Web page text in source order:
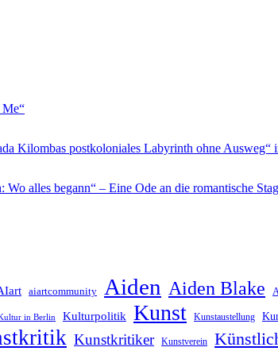
Kilombas postkoloniales Labyrinth ohne Ausweg“
Wo alles begann“ – Eine Ode an die romantische
aiartcommunity Aiden Aiden Blake
in Berlin Kulturpolitik Kunst Kunstaustellung
Kunstkritiker Kunstverein